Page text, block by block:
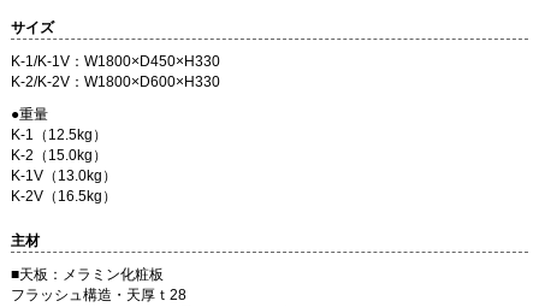
サイズ
K-1/K-1V：W1800×D450×H330
K-2/K-2V：W1800×D600×H330
●重量
K-1（12.5kg）
K-2（15.0kg）
K-1V（13.0kg）
K-2V（16.5kg）
主材
■天板：メラミン化粧板
フラッシュ構造・天厚ｔ28